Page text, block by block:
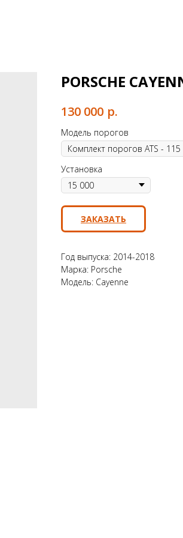
PORSCHE
130 000 р.
Модель порогов
Установка
ЗАКАЗАТЬ
Год выпуска: 2014-2018
Марка: Porsche
Модель: Cayenne